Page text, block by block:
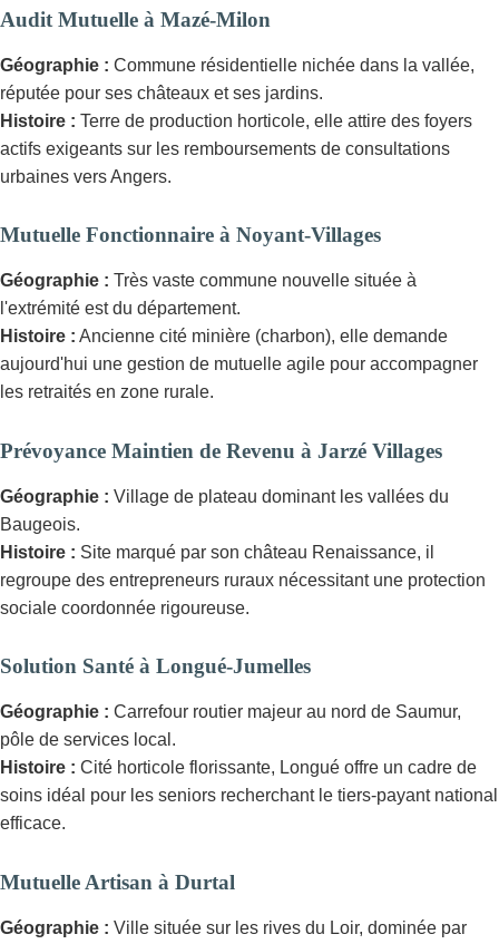
Audit Mutuelle à Mazé-Milon
Géographie : Commune résidentielle nichée dans la vallée,
réputée pour ses châteaux et ses jardins.
Histoire : Terre de production horticole, elle attire des foyers
actifs exigeants sur les remboursements de consultations
urbaines vers Angers.
Mutuelle Fonctionnaire à Noyant-Villages
Géographie : Très vaste commune nouvelle située à
l'extrémité est du département.
Histoire : Ancienne cité minière (charbon), elle demande
aujourd'hui une gestion de mutuelle agile pour accompagner
les retraités en zone rurale.
Prévoyance Maintien de Revenu à Jarzé Villages
Géographie : Village de plateau dominant les vallées du
Baugeois.
Histoire : Site marqué par son château Renaissance, il
regroupe des entrepreneurs ruraux nécessitant une protection
sociale coordonnée rigoureuse.
Solution Santé à Longué-Jumelles
Géographie : Carrefour routier majeur au nord de Saumur,
pôle de services local.
Histoire : Cité horticole florissante, Longué offre un cadre de
soins idéal pour les seniors recherchant le tiers-payant national
efficace.
Mutuelle Artisan à Durtal
Géographie : Ville située sur les rives du Loir, dominée par